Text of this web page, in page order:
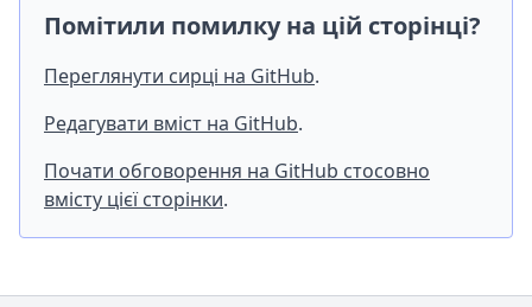
Помітили помилку на цій сторінці?
Переглянути сирці на GitHub.
Редагувати вміст на GitHub.
Почати обговорення на GitHub стосовно
вмісту цієї сторінки.